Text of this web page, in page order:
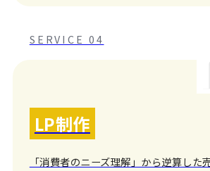
SERVICE 04
LP制作
「消費者のニーズ理解」から逆算した